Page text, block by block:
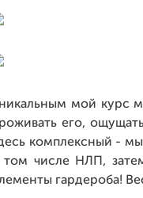
мой курс
его,
комплексный - мы
том числе НЛП,
гардероба!